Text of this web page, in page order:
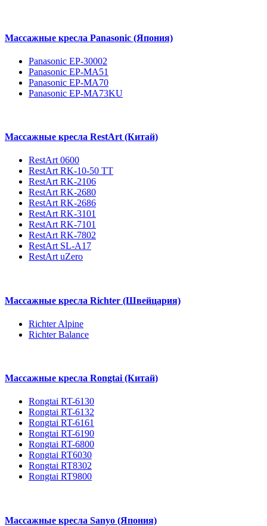
Массажные кресла Panasonic (Япония)
Panasonic EP-30002
Panasonic EP-MA51
Panasonic EP-MA70
Panasonic EP-MA73KU
Массажные кресла RestArt (Китай)
RestArt 0600
RestArt RK-10-50 TT
RestArt RK-2106
RestArt RK-2680
RestArt RK-2686
RestArt RK-3101
RestArt RK-7101
RestArt RK-7802
RestArt SL-A17
RestArt uZero
Массажные кресла Richter (Швейцария)
Richter Alpine
Richter Balance
Массажные кресла Rongtai (Китай)
Rongtai RT-6130
Rongtai RT-6132
Rongtai RT-6161
Rongtai RT-6190
Rongtai RT-6800
Rongtai RT6030
Rongtai RT8302
Rongtai RT9800
Массажные кресла Sanyo (Япония)